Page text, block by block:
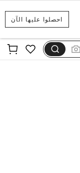
احصلوا عليها الآن